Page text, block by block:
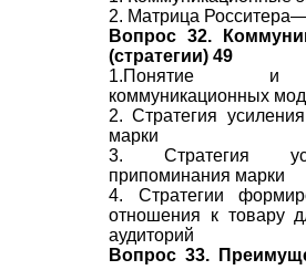
2. Матрица
Вопрос 32.
(стратегии) 49
1.Понятие и
коммуникационных
2. Стратегия
марки
3. Стратегия
припоминания марки
4. Стратегии
отношения к товару
аудиторий
Вопрос 33.